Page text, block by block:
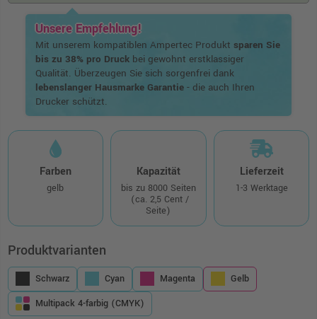
Unsere Empfehlung!
Mit unserem kompatiblen Ampertec Produkt sparen Sie
bis zu 38% pro Druckbei gewohnt erstklassiger
Qualität. Überzeugen Sie sich sorgenfrei dank
lebenslanger Hausmarke Garantie- die auch Ihren
Drucker schützt.
Farben
gelb
Kapazität
bis zu 8000 Seiten
(ca. 2,5 Cent /
Seite)
Lieferzeit
1-3 Werktage
Produktvarianten
Schwarz Cyan Magenta
Gelb
Multipack 4-farbig (CMYK)